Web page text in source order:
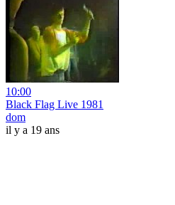
10:00
Black Flag Live 1981
dom
il y a 19 ans